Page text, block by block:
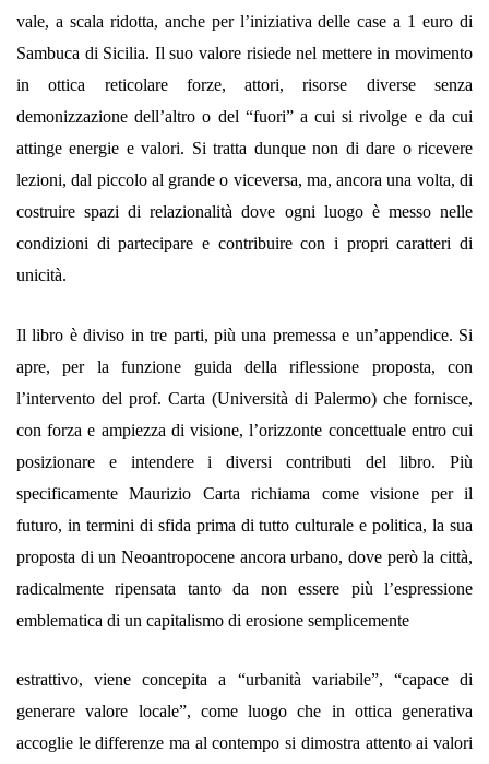
vale, a scala ridotta, anche per l’iniziativa delle case a 1 euro di
Sambuca di Sicilia. Il suo valore risiede nel mettere in movimento
in ottica reticolare forze, attori, risorse diverse senza
demonizzazione dell’altro o del “fuori” a cui si rivolge e da cui
attinge energie e valori. Si tratta dunque non di dare o ricevere
lezioni, dal piccolo al grande o viceversa, ma, ancora una volta, di
costruire spazi di relazionalità dove ogni luogo è messo nelle
condizioni di partecipare e contribuire con i propri caratteri di
unicità.
Il libro è diviso in tre parti, più una premessa e un’appendice. Si
apre, per la funzione guida della riflessione proposta, con
l’intervento del prof. Carta (Università di Palermo) che fornisce,
con forza e ampiezza di visione, l’orizzonte concettuale entro cui
posizionare e intendere i diversi contributi del libro. Più
specificamente Maurizio Carta richiama come visione per il
futuro, in termini di sfida prima di tutto culturale e politica, la sua
proposta di un Neoantropocene ancora urbano, dove però la città,
radicalmente ripensata tanto da non essere più l’espressione
emblematica di un capitalismo di erosione semplicemente
estrattivo, viene concepita a “urbanità variabile”, “capace di
generare valore locale”, come luogo che in ottica generativa
accoglie le differenze ma al contempo si dimostra attento ai valori